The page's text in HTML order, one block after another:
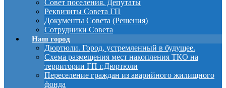
Совет поселения. Депутаты
Реквизиты Совета ГП
Документы Совета (Решения)
Сотрудники Совета
Наш город
Дюртюли. Город, устремленный в будущее.
Схема размещения мест накопления ТКО на
территории ГП г.Дюртюли
Переселение граждан из аварийного жилищного
фонда